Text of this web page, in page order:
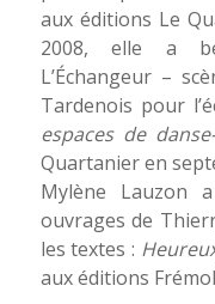
aux éditions Le
2008, elle a
L’Échangeur –
Tardenois pour
espaces de
Quartanier en
Mylène Lauzon
ouvrages de
les textes :
aux éditions